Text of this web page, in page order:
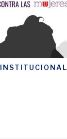
INSTITUCIONAL